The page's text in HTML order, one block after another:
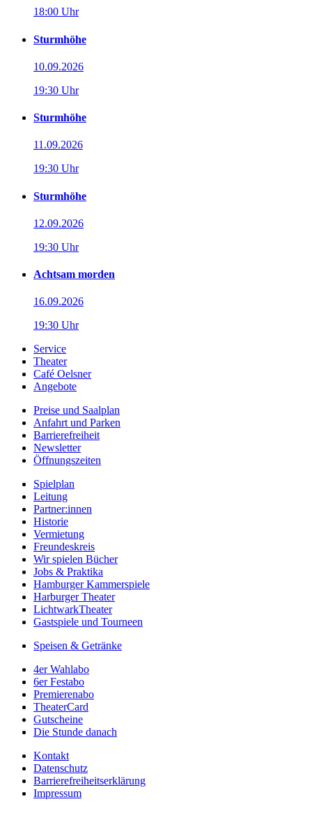
18:00 Uhr
Sturmhöhe
10.09.2026
19:30 Uhr
Sturmhöhe
11.09.2026
19:30 Uhr
Sturmhöhe
12.09.2026
19:30 Uhr
Achtsam morden
16.09.2026
19:30 Uhr
Service
Theater
Café Oelsner
Angebote
Preise und Saalplan
Anfahrt und Parken
Barrierefreiheit
Newsletter
Öffnungszeiten
Spielplan
Leitung
Partner:innen
Historie
Vermietung
Freundeskreis
Wir spielen Bücher
Jobs & Praktika
Hamburger Kammerspiele
Harburger Theater
LichtwarkTheater
Gastspiele und Tourneen
Speisen & Getränke
4er Wahlabo
6er Festabo
Premierenabo
TheaterCard
Gutscheine
Die Stunde danach
Kontakt
Datenschutz
Barrierefreiheitserklärung
Impressum